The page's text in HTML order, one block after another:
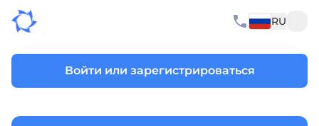
RU
Войти или зарегистрироваться